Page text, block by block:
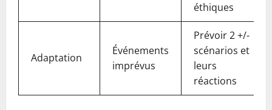
éthiques
Adaptation
Événements
imprévus
Prévoir 2 +/-
scénarios et
leurs
réactions